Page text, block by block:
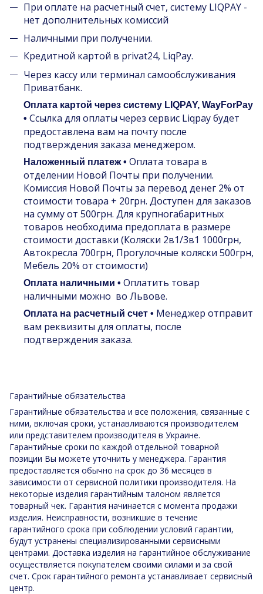
При оплате на расчетный счет, систему LIQPAY -
нет дополнительных комиссий
Наличными при получении.
Кредитной картой в privat24, LiqPay.
Через кассу или терминал самообслуживания
Приватбанк.
Оплата картой через систему LIQPAY, WayForPay
• Ссылка для оплаты через сервис Liqpay будет
предоставлена вам на почту после
подтверждения заказа менеджером.
Наложенный платеж • Оплата товара в
отделении Новой Почты при получении.
Комиссия Новой Почты за перевод денег 2% от
стоимости товара + 20грн. Доступен для заказов
на сумму от 500грн. Для крупногабаритных
товаров необходима предоплата в размере
стоимости доставки (Коляски 2в1/3в1 1000грн,
Автокресла 700грн, Прогулочные коляски 500грн,
Мебель 20% от стоимости)
Оплата наличными • Оплатить товар
наличными можно во Львове.
Оплата на расчетный счет • Менеджер отправит
вам реквизиты для оплаты, после
подтверждения заказа.
Гарантийные обязательства
Гарантийные обязательства и все положения, связанные с
ними, включая сроки, устанавливаются производителем
или представителем производителя в Украине.
Гарантийные сроки по каждой отдельной товарной
позиции Вы можете уточнить у менеджера. Гарантия
предоставляется обычно на срок до 36 месяцев в
зависимости от сервисной политики производителя. На
некоторые изделия гарантийным талоном является
товарный чек. Гарантия начинается с момента продажи
изделия. Неисправности, возникшие в течение
гарантийного срока при соблюдении условий гарантии,
будут устранены специализированными сервисными
центрами. Доставка изделия на гарантийное обслуживание
осуществляется покупателем своими силами и за свой
счет. Срок гарантийного ремонта устанавливает сервисный
центр.